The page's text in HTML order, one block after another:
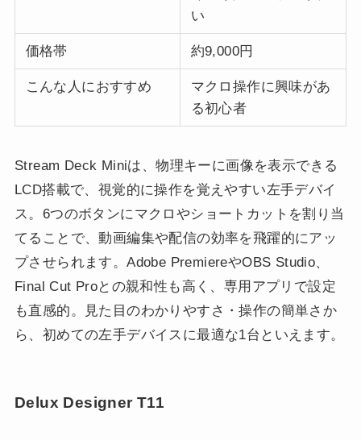
い
価格帯 約9,000円
こんな人におすすめ
マクロ操作に興味があ
る初心者
Stream Deck Miniは、物理キーに画像を表示できる
LCD搭載で、視覚的に操作を覚えやすい左手デバイ
ス。6つのボタンにマクロやショートカットを割り当
てることで、動画編集や配信の効率を飛躍的にアッ
プさせられます。Adobe PremiereやOBS Studio、
Final Cut Proとの親和性も高く、専用アプリで設定
も直感的。見た目のわかりやすさ・操作の簡単さか
ら、初めての左手デバイスに最適な1台といえます。
Delux Designer T11